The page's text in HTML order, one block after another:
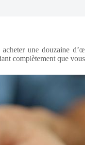
une douzaine
complètement que